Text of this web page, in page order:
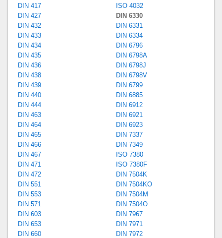
DIN 417
DIN 427
DIN 432
DIN 433
DIN 434
DIN 435
DIN 436
DIN 438
DIN 439
DIN 440
DIN 444
DIN 463
DIN 464
DIN 465
DIN 466
DIN 467
DIN 471
DIN 472
DIN 551
DIN 553
DIN 571
DIN 603
DIN 653
DIN 660
ISO 4032
DIN 6330
DIN 6331
DIN 6334
DIN 6796
DIN 6798A
DIN 6798J
DIN 6798V
DIN 6799
DIN 6885
DIN 6912
DIN 6921
DIN 6923
DIN 7337
DIN 7349
ISO 7380
ISO 7380F
DIN 7504K
DIN 7504KO
DIN 7504M
DIN 7504O
DIN 7967
DIN 7971
DIN 7972